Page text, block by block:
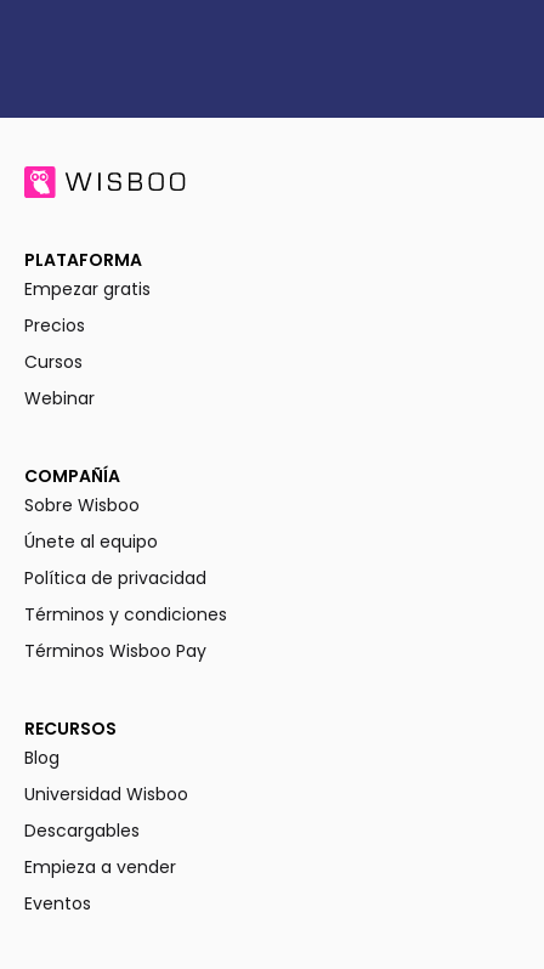
PLATAFORMA
Empezar gratis
Precios
Cursos
Webinar
COMPAÑÍA
Sobre Wisboo
Únete al equipo
Política de privacidad
Términos y condiciones
Términos Wisboo Pay
RECURSOS
Blog
Universidad Wisboo
Descargables
Empieza a vender
Eventos